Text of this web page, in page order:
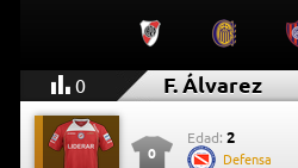
0 F. Álvarez
0
Edad: 2
Defensa